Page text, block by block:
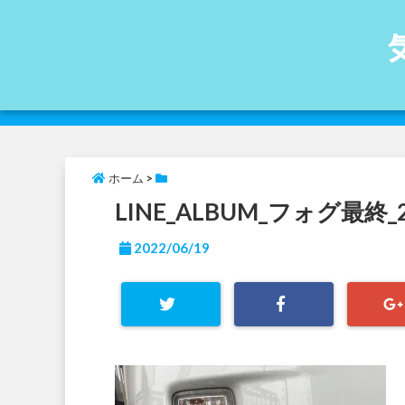
ホーム >
LINE_ALBUM_フォグ最終
2022/06/19